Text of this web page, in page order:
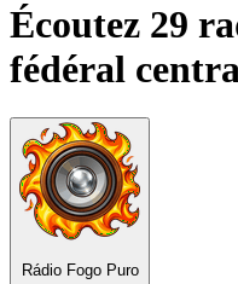
Écoutez 29
fédéral
Rádio Fogo Puro